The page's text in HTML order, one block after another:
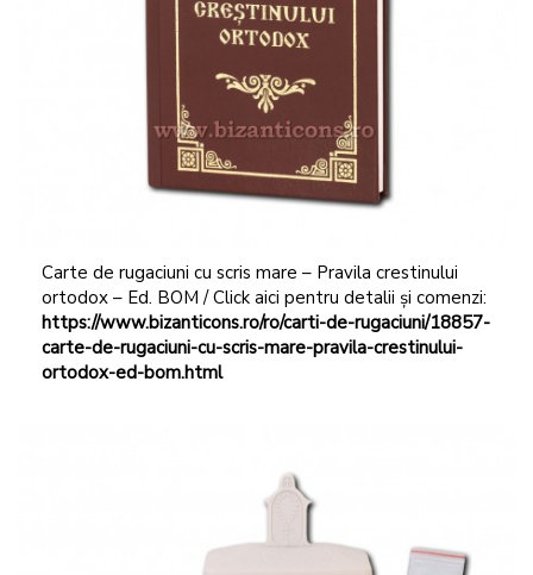
Carte de rugaciuni cu scris mare – Pravila crestinului
ortodox – Ed. BOM / Click aici pentru detalii și comenzi:
https://www.bizanticons.ro/ro/carti-de-rugaciuni/18857-
carte-de-rugaciuni-cu-scris-mare-pravila-crestinului-
ortodox-ed-bom.html